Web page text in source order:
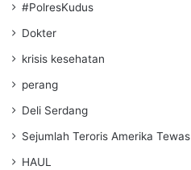
#PolresKudus
Dokter
krisis kesehatan
perang
Deli Serdang
Sejumlah Teroris Amerika Tewas
HAUL